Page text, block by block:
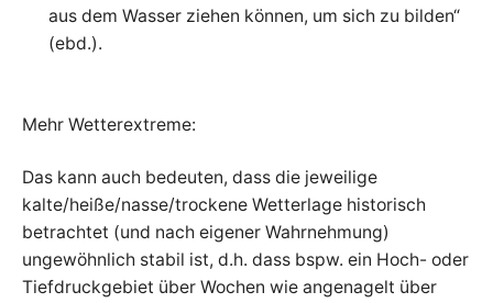
aus dem Wasser ziehen können, um sich zu bilden“
(ebd.).
Mehr Wetterextreme:
Das kann auch bedeuten, dass die jeweilige
kalte/heiße/nasse/trockene Wetterlage historisch
betrachtet (und nach eigener Wahrnehmung)
ungewöhnlich stabil ist, d.h. dass bspw. ein Hoch- oder
Tiefdruckgebiet über Wochen wie angenagelt über